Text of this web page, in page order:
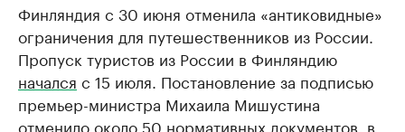
Финляндия с 30 июня отменила «антиковидные»
ограничения для путешественников из России.
Пропуск туристов из России в Финляндию
начался с 15 июля. Постановление за подписью
премьер-министра Михаила Мишустина
отменило около 50 нормативных документов, в